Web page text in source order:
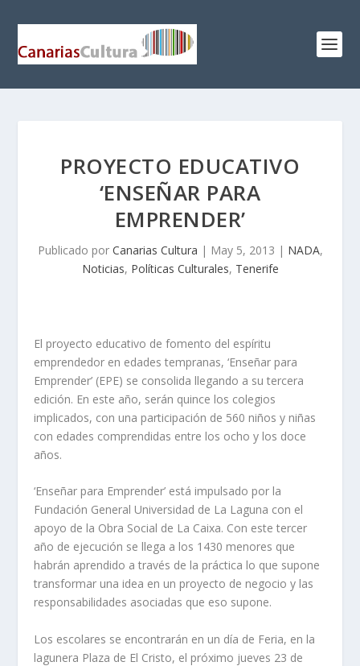
PROYECTO EDUCATIVO
‘ENSEÑAR PARA
EMPRENDER’
Publicado por Canarias Cultura | May 5, 2013 | NADA,
Noticias, Políticas Culturales, Tenerife
El proyecto educativo de fomento del espíritu
emprendedor en edades tempranas, ‘Enseñar para
Emprender’ (EPE) se consolida llegando a su tercera
edición. En este año, serán quince los colegios
implicados, con una participación de 560 niños y niñas
con edades comprendidas entre los ocho y los doce
años.
‘Enseñar para Emprender’ está impulsado por la
Fundación General Universidad de La Laguna con el
apoyo de la Obra Social de La Caixa. Con este tercer
año de ejecución se llega a los 1430 menores que
habrán aprendido a través de la práctica lo que supone
transformar una idea en un proyecto de negocio y las
responsabilidades asociadas que eso supone.
Los escolares se encontrarán en un día de Feria, en la
lagunera Plaza de El Cristo, el próximo jueves 23 de